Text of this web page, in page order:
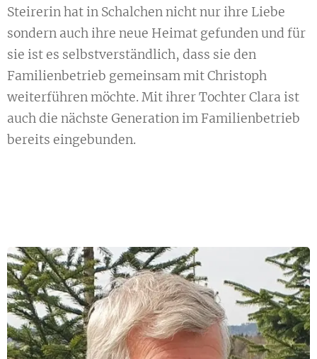
Steirerin hat in Schalchen nicht nur ihre Liebe
sondern auch ihre neue Heimat gefunden und für
sie ist es selbstverständlich, dass sie den
Familienbetrieb gemeinsam mit Christoph
weiterführen möchte. Mit ihrer Tochter Clara ist
auch die nächste Generation im Familienbetrieb
bereits eingebunden.